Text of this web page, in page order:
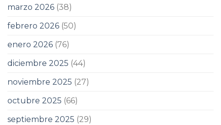
marzo 2026 (38)
febrero 2026 (50)
enero 2026 (76)
diciembre 2025 (44)
noviembre 2025 (27)
octubre 2025 (66)
septiembre 2025 (29)